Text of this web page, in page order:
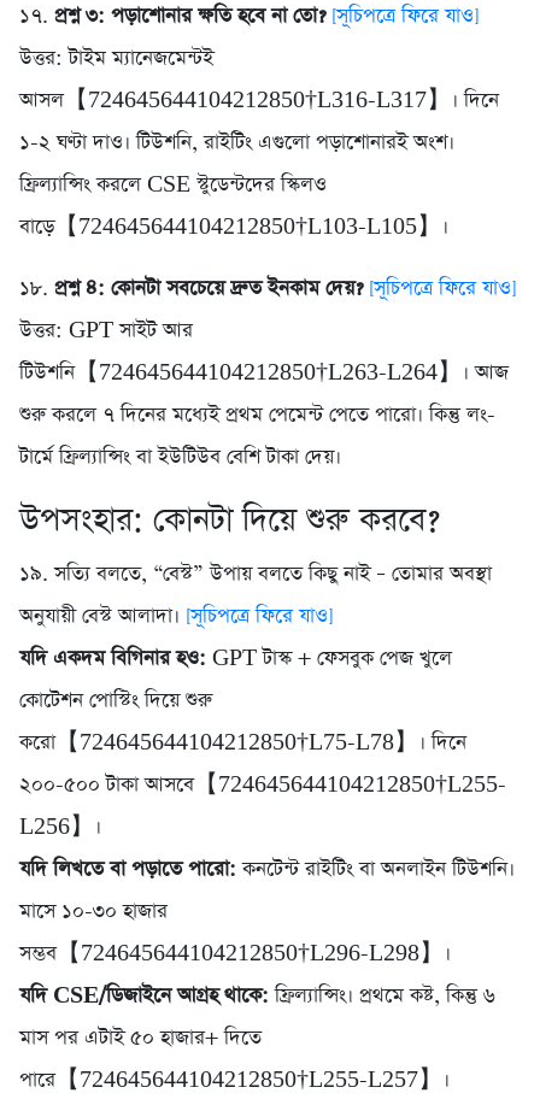
১৭. প্রশ্ন ৩: পড়াশোনার ক্ষতি হবে না তো? [সূচিপত্রে ফিরে যাও]
উত্তর: টাইম ম্যানেজমেন্টই
আসল【724645644104212850†L316-L317】। দিনে
১-২ ঘণ্টা দাও। টিউশনি, রাইটিং এগুলো পড়াশোনারই অংশ।
ফ্রিল্যান্সিং করলে CSE স্টুডেন্টদের স্কিলও
বাড়ে【724645644104212850†L103-L105】।
১৮. প্রশ্ন ৪: কোনটা সবচেয়ে দ্রুত ইনকাম দেয়? [সূচিপত্রে ফিরে যাও]
উত্তর: GPT সাইট আর
টিউশনি【724645644104212850†L263-L264】। আজ
শুরু করলে ৭ দিনের মধ্যেই প্রথম পেমেন্ট পেতে পারো। কিন্তু লং-
টার্মে ফ্রিল্যান্সিং বা ইউটিউব বেশি টাকা দেয়।
উপসংহার: কোনটা দিয়ে শুরু করবে?
১৯. সত্যি বলতে, “বেস্ট” উপায় বলতে কিছু নাই – তোমার অবস্থা
অনুযায়ী বেস্ট আলাদা। [সূচিপত্রে ফিরে যাও]
যদি একদম বিগিনার হও: GPT টাস্ক + ফেসবুক পেজ খুলে
কোটেশন পোস্টিং দিয়ে শুরু
করো【724645644104212850†L75-L78】। দিনে
২০০-৫০০ টাকা আসবে【724645644104212850†L255-
L256】।
যদি লিখতে বা পড়াতে পারো: কনটেন্ট রাইটিং বা অনলাইন টিউশনি।
মাসে ১০-৩০ হাজার
সম্ভব【724645644104212850†L296-L298】।
যদি CSE/ডিজাইনে আগ্রহ থাকে: ফ্রিল্যান্সিং। প্রথমে কষ্ট, কিন্তু ৬
মাস পর এটাই ৫০ হাজার+ দিতে
পারে【724645644104212850†L255-L257】।